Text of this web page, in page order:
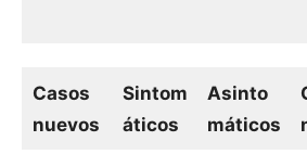
Casos
nuevos
Sintom
áticos
Asinto
máticos